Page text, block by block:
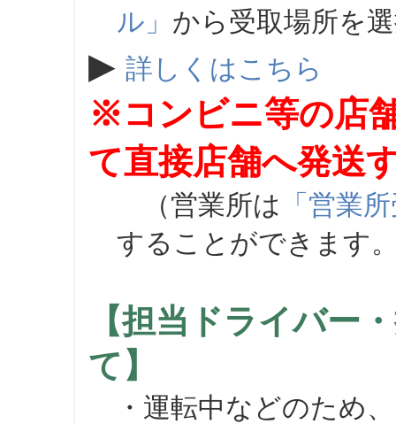
ル」 から受取場所を
▶ 詳しくはこちら
※コンビニ等の店
て直接店舗へ発送
（営業所は 「営業
することができます
【担当ドライバー
て】
・運転中などのため